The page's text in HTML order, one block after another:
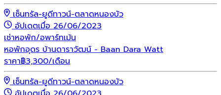
เซ็นทรัล-ยูดีทาวน์-ตลาดหนองบัว
อัปเดตเมื่อ 26/06/2023
เช่าหอพัก/อพาร์ทเม้น
หอพักอุดร บ้านดาราวัฒน์ - Baan Dara Watt
ราคา฿3,300/เดือน
เซ็นทรัล-ยูดีทาวน์-ตลาดหนองบัว